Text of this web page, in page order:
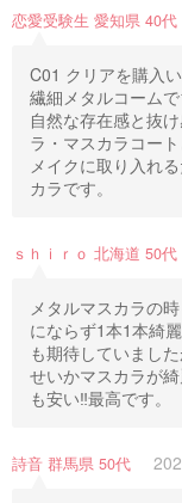
恋愛受験生 愛知県 40代
C01 クリアを購入い
繊細メタルコーム
自然な存在感と抜
ラ・マスカラコー
メイクに取り入れ
カラです。
ｓｈｉｒｏ 北海道 50代
メタルマスカラの
にならず1本1本綺
も期待していまし
せいかマスカラが
も安い‼︎最高です。
詩音 群馬県 50代